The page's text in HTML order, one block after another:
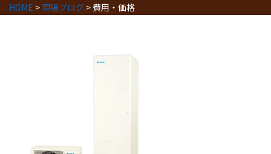
HOME > 現場ブログ > 費用・価格